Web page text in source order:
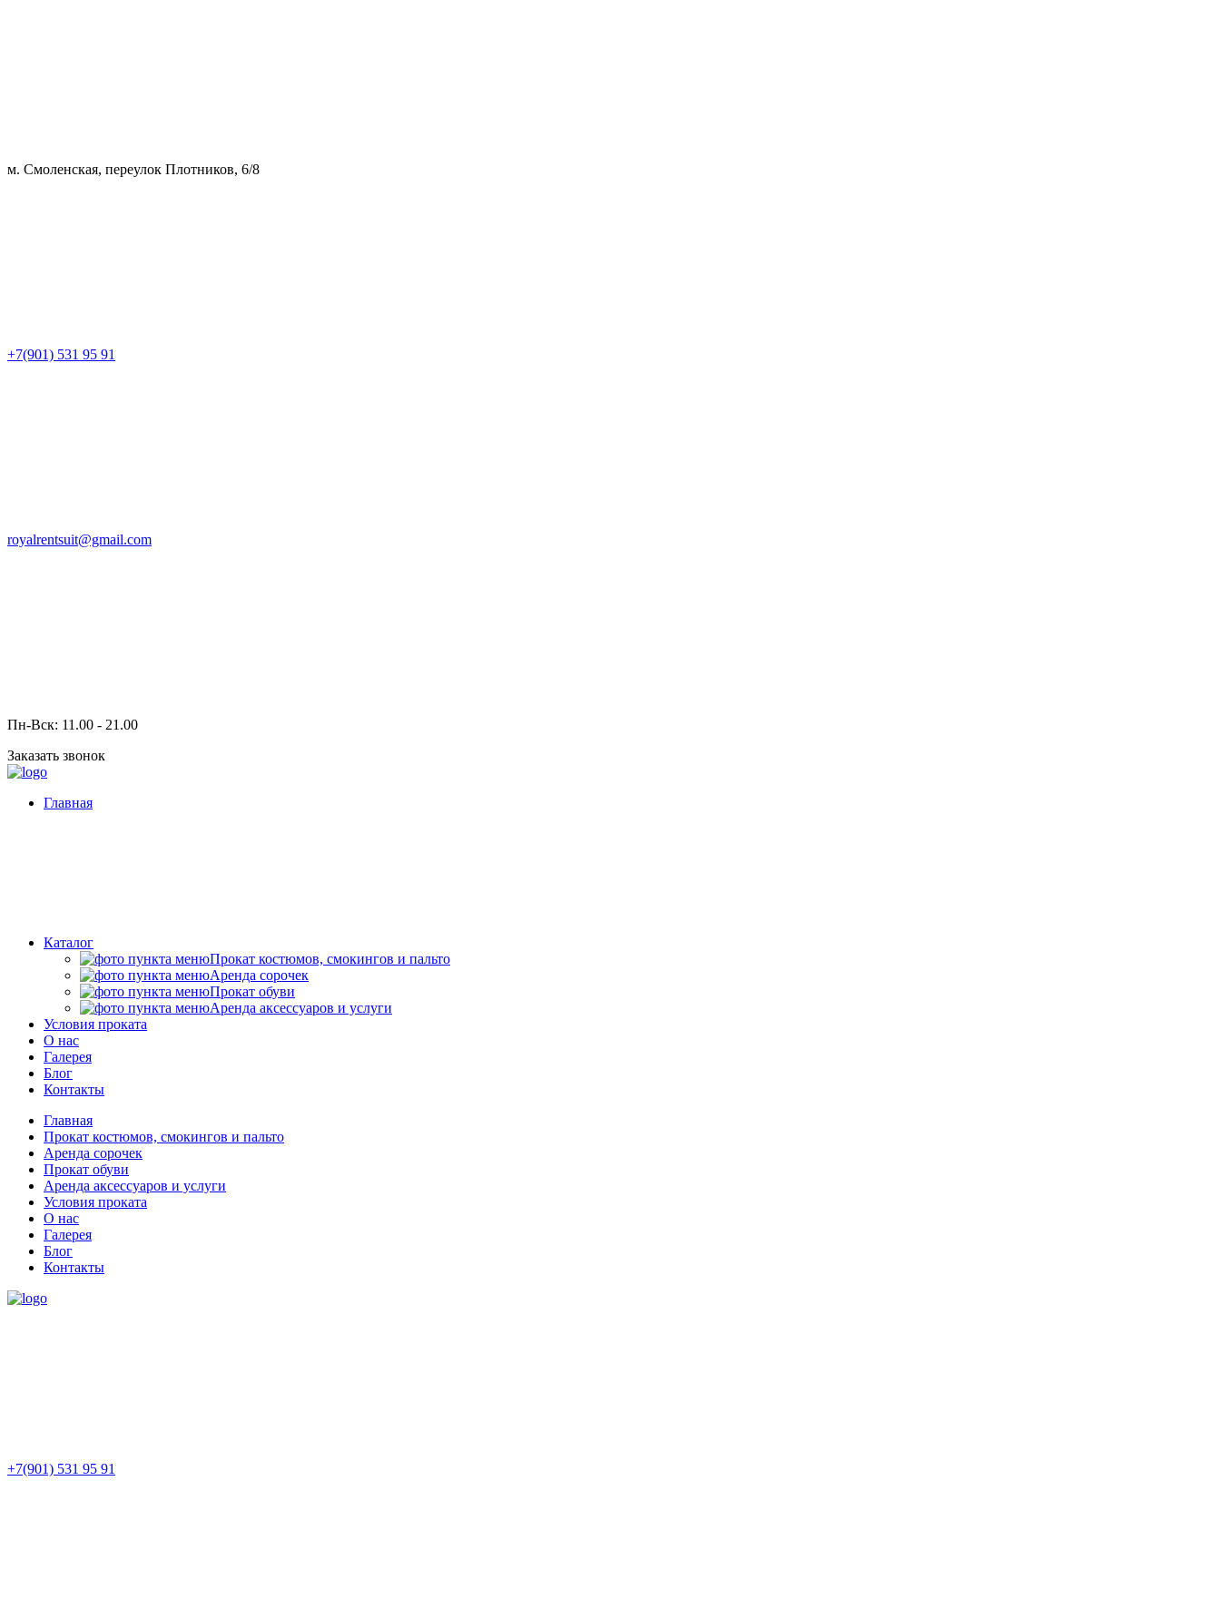
м. Смоленская, переулок Плотников, 6/8
+7(901) 531 95 91
royalrentsuit@gmail.com
Пн-Вск: 11.00 - 21.00
Заказать звонок
Главная
Каталог
Прокат костюмов, смокингов и пальто
Аренда сорочек
Прокат обуви
Аренда аксессуаров и услуги
Условия проката
О нас
Галерея
Блог
Контакты
Главная
Прокат костюмов, смокингов и пальто
Аренда сорочек
Прокат обуви
Аренда аксессуаров и услуги
Условия проката
О нас
Галерея
Блог
Контакты
+7(901) 531 95 91